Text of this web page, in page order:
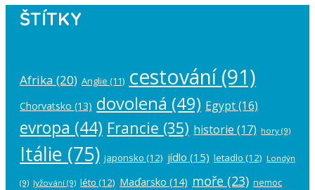
ŠTÍTKY
Afrika (20) Anglie (11) cestování(91)
Chorvatsko (13) dovolená (49) Egypt(16)
evropa (44) Francie (35) historie (17) hory (9)
Itálie (75) japonsko (12) jídlo (15) letadlo (12) Londýn
(9) lyžování (9) léto (12) Maďarsko (14) moře (23) nemoc